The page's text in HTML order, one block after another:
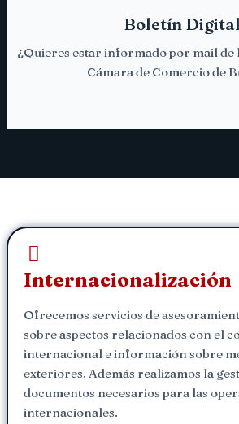
Boletín Digital
¿Quieres estar informado por mail de
Cámara de Comercio de
¡Pincha aquí!
Internacionalización
Ofrecemos servicios de
sobre aspectos relacionados con el
internacional e información sobre
exteriores. Además realizamos la
documentos necesarios para las
internacionales.